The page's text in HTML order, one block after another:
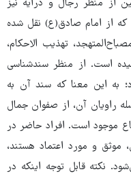
از منظر رجال و درایه نیز
از امام صادق(ع) نقل شده
تهذیب الاحکام،
است. از منظر سندشناسی
به این معنا که سند آن به
آن، از صفوان جمال
موجود است. افراد حاضر در
موثق و مورد اعتماد هستند،
نکته قابل توجه اینکه در